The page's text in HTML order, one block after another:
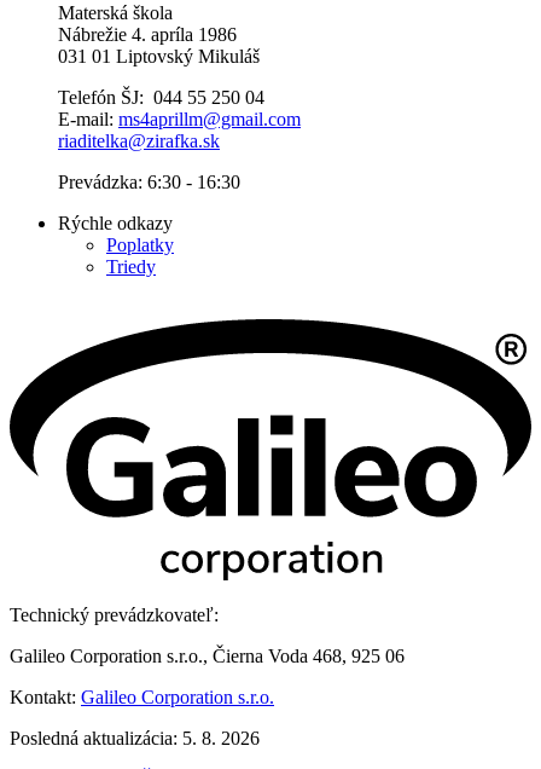
Materská škola
Nábrežie 4. apríla 1986
031 01 Liptovský Mikuláš
Telefón ŠJ: 044 55 250 04
E-mail: ms4aprillm@gmail.com
riaditelka@zirafka.sk
Prevádzka: 6:30 - 16:30
Rýchle odkazy
Poplatky
Triedy
Technický prevádzkovateľ:
Galileo Corporation s.r.o., Čierna Voda 468, 925 06
Kontakt: Galileo Corporation s.r.o.
Posledná aktualizácia: 5. 8. 2026